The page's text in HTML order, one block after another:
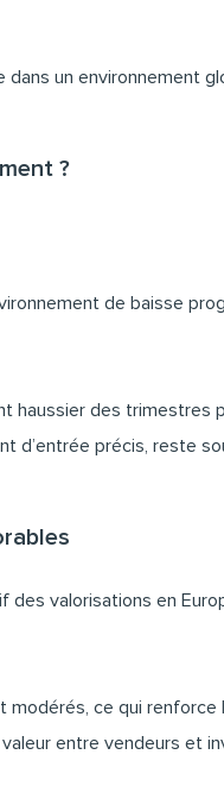
un environnement
?
de baisse
haussier des
d’entrée précis, reste
valorisations en
ce qui
entre vendeurs et